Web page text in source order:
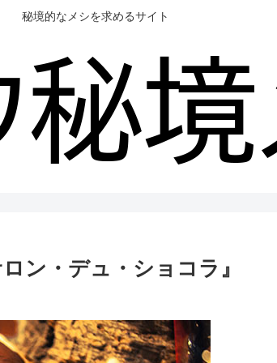
秘境的なメシを求めるサイト
ン・デュ・ショコラ』